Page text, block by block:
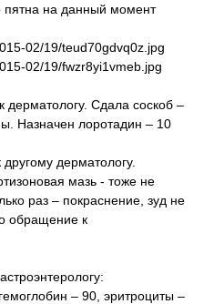
пятна на данный момент
02/19/teud70gdvq0z.jpg
02/19/fwzr8yi1vmeb.jpg
дерматологу. Сдала соскоб –
Назначен лоротадин – 10
дерматологу.
мазь - тоже не
раз – покраснение, зуд не
обращение к
– 90, эритроциты –